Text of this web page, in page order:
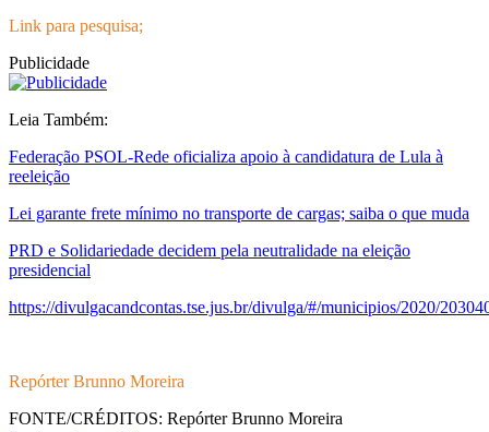
Link para pesquisa;
Publicidade
Leia Também:
Federação PSOL-Rede oficializa apoio à candidatura de Lula à
reeleição
Lei garante frete mínimo no transporte de cargas; saiba o que muda
PRD e Solidariedade decidem pela neutralidade na eleição
presidencial
https://divulgacandcontas.tse.jus.br/divulga/#/municipios/2020/
Repórter Brunno Moreira
FONTE/CRÉDITOS: Repórter Brunno Moreira